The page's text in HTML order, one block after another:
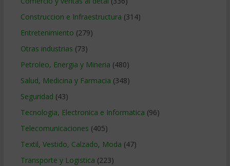
Construccion e Infraestructura (314)
Entretenimiento (279)
Otras industrias (73)
Petroleo, Energia y Mineria (480)
Salud, Medicina y Farmacia (348)
Seguridad (43)
Tecnologia, Electronica e Informatica (96)
Telecomunicaciones (405)
Textil, Vestido, Calzado, Moda (47)
Transporte y Logistica (223)